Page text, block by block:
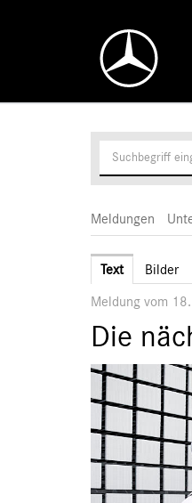
Meldungen
Text Bilder
Meldung vom
Die